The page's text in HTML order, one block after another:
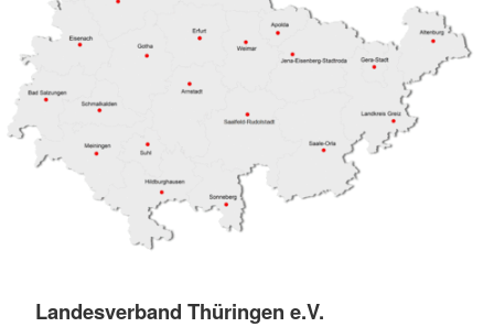
Landesverband Thüringen e.V.